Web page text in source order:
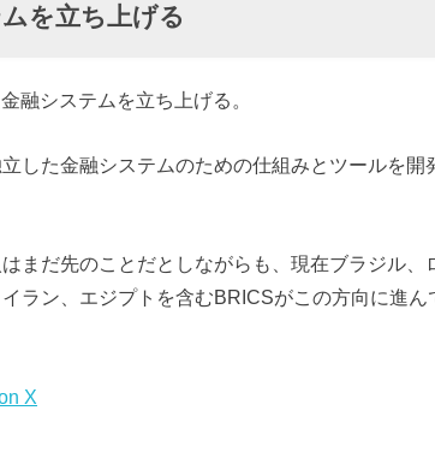
を立ち上げる
融システムを立ち上げる。
した金融システムのための仕組みとツールを開
まだ先のことだとしながらも、現在ブラジル、
ラン、エジプトを含むBRICSがこの方向に進ん
X